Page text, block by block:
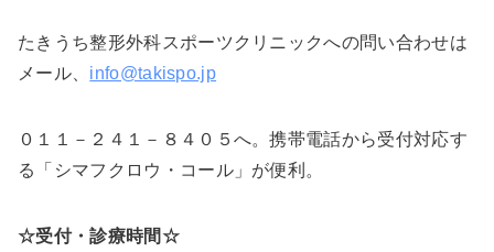
たきうち整形外科スポーツクリニックへの問い合わせは
メール、 info@takispo.jp
０１１－２４１－８４０５へ。携帯電話から受付対応す
る「シマフクロウ・コール」が便利。
☆受付・診療時間☆